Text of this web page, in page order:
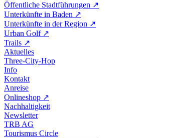
Öffentliche Stadtführungen ↗
Unterkünfte in Baden ↗
Unterkünfte in der Region ↗
Urban Golf ↗
Trails ↗
Aktuelles
Three-City-Hop
Info
Kontakt
Anreise
Onlineshop ↗
Nachhaltigkeit
Newsletter
TRB AG
Tourismus Circle